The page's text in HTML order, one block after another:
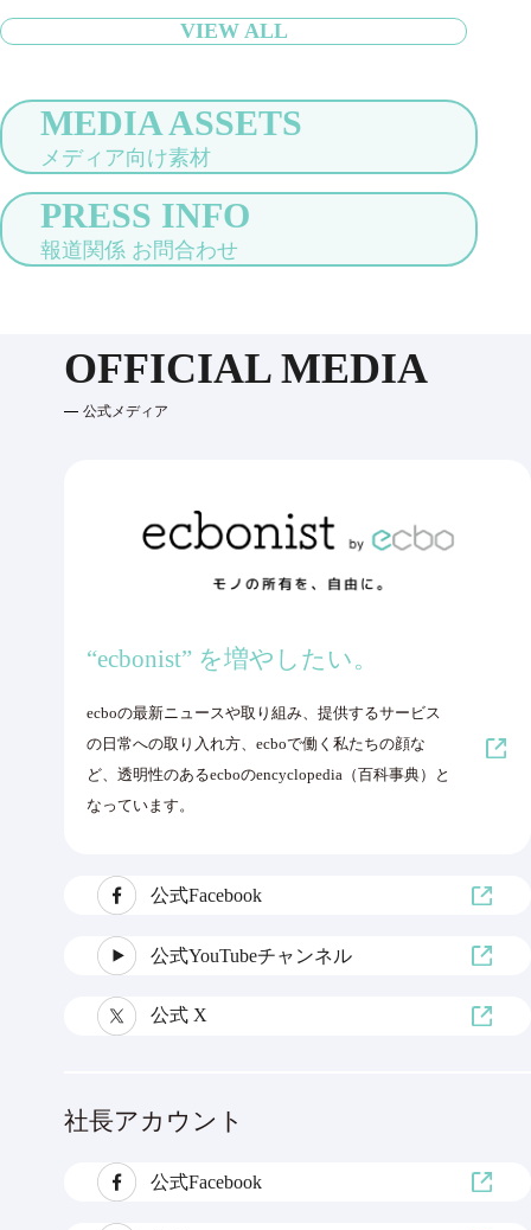
VIEW ALL
MEDIA ASSETS
メディア向け素材
PRESS INFO
報道関係 お問合わせ
OFFICIAL MEDIA
公式メディア
“ecbonist” を増やしたい。
ecboの最新ニュースや取り組み、提供するサービス
の日常への取り入れ方、ecboで働く私たちの顔な
ど、透明性のあるecboのencyclopedia（百科事典）と
なっています。
公式Facebook
公式YouTubeチャンネル
公式 X
社長アカウント
公式Facebook